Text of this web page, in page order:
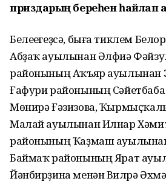
приздарҙың береһен
Белеүегеҙсә, быға тиклем
Абҙаҡ ауылынан Әлфиә
районының Аҡъяр ауылынан
Ғафури районының
Мөнирә Ғәзизова,
Малай ауылынан Илнар
районының Ҡаҙмаш ауылынан
Баймаҡ районының Ярат
Йәнбирҙина менән Вилүрә